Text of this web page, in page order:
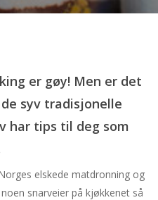
er gøy! Men er det
syv tradisjonelle
har tips til deg som
elskede matdronning og
snarveier på kjøkkenet så